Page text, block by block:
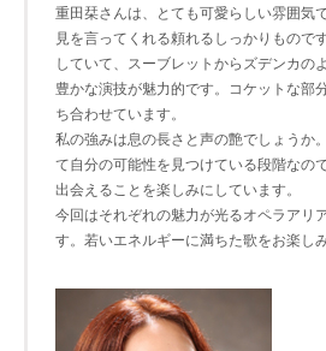
重田栞さんは、とても可愛らしい雰囲気
見を言ってくれる頼れるしっかりもので
していて、スーブレットからズデンカの
豊かな演技が魅力的です。コケットな部
ち合わせています。
私の強みは息の長さと声の艶でしょうか
て自分の可能性を見つけている段階なの
出会えることを楽しみにしています。
今回はそれぞれの魅力が光るオペラアリ
す。若いエネルギーに満ちた歌をお楽し